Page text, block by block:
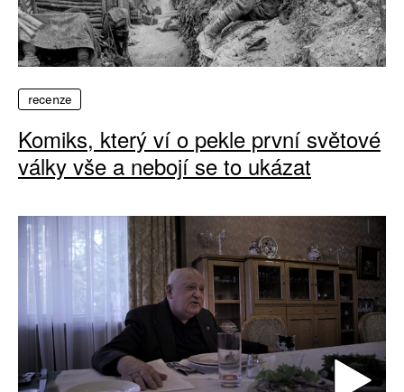
recenze
Komiks, který ví o pekle první světové
války vše a nebojí se to ukázat